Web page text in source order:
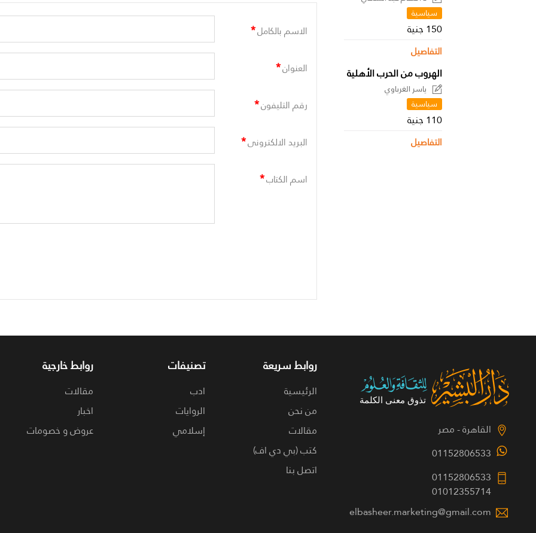
سياسية
150 جنية
التفاصيل
الهروب من الحرب الأهلية
ياسر الغرباوي
سياسية
110 جنية
التفاصيل
الاسم بالكامل*
العنوان*
رقم التليفون*
البريد الالكترونى*
اسم الكتاب*
القاهرة - مصر
01152806533
01152806533
01012355714
elbasheer.marketing@gmail.com
روابط سريعة
الرئيسية
من نحن
مقالات
كتب (بي دي اف)
اتصل بنا
تصنيفات
ادب
الروايات
إسلامي
روابط خارجية
مقالات
اخبار
عروض و خصومات